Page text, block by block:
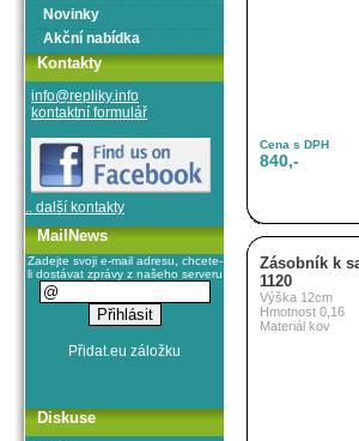
Cena s DPH
840,-
Zásobník k
1120
Výška 12cm
Hmotnost 0,16
Materiál kov
Novinky
Akční nabídka
Kontakty
info@repliky.info
kontaktní formulář
.. další kontakty
MailNews
Zadejte svoji e-mail adresu, chcete-
li dostávat zprávy z našeho serveru
Diskuse